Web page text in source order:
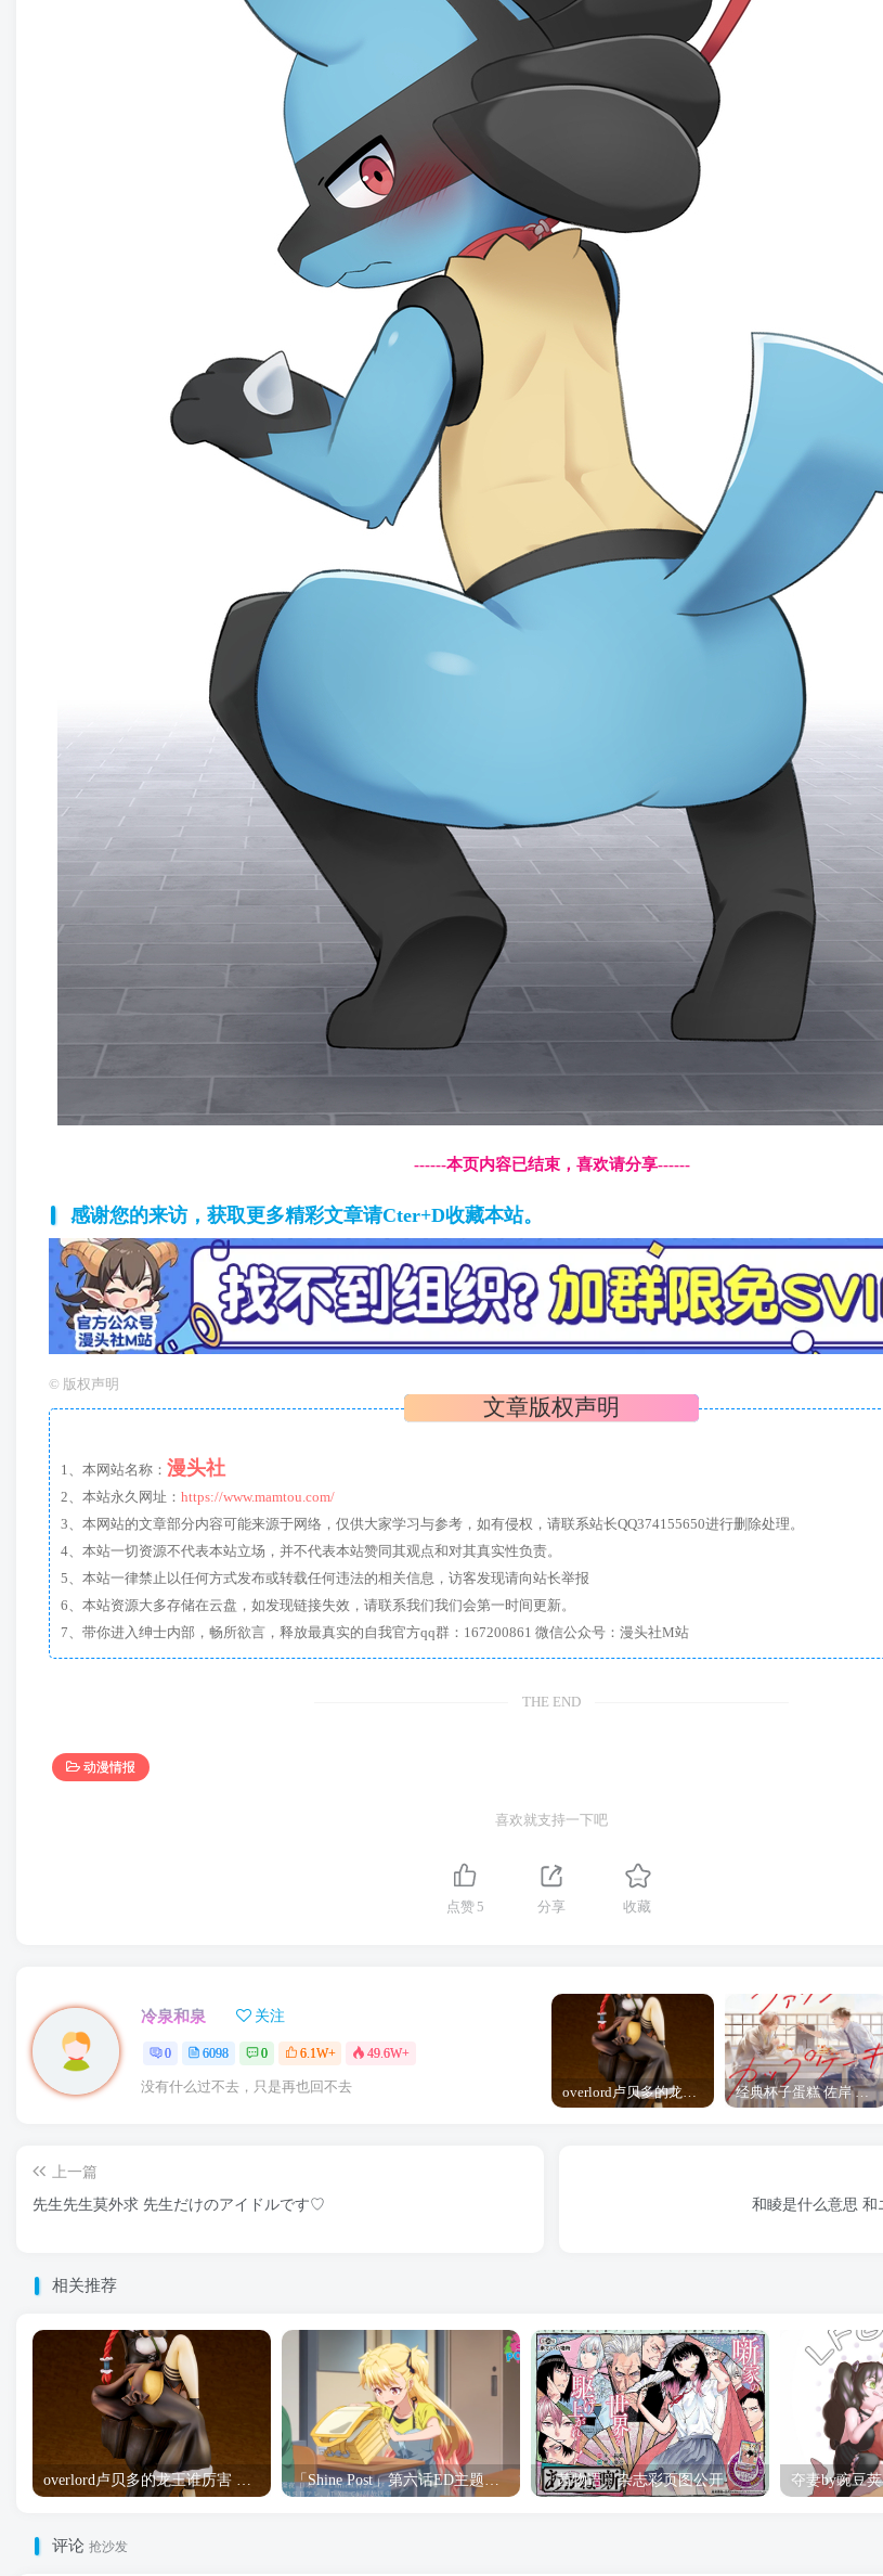
------本页内容已结束，喜欢请分享------
感谢您的来访，获取更多精彩文章请Cter+D收藏本站。
© 版权声明
文章版权声明
1、本网站名称： 漫头社
2、本站永久网址： https://www.mamtou.com/
3、本网站的文章部分内容可能来源于网络，仅供大家学习与参考，如有侵权，请联系站长QQ374155650进行删除处理。
4、本站一切资源不代表本站立场，并不代表本站赞同其观点和对其真实性负责。
5、本站一律禁止以任何方式发布或转载任何违法的相关信息，访客发现请向站长举报
6、本站资源大多存储在云盘，如发现链接失效，请联系我们我们会第一时间更新。
7、带你进入绅士内部，畅所欲言，释放最真实的自我官方qq群：167200861 微信公众号：漫头社M站
THE END
动漫情报
喜欢就支持一下吧
点赞 5 分享 收藏
冷泉和泉 关注
0 6098 0 6.1W+ 49.6W+
没有什么过不去，只是再也回不去 overlord卢贝多的龙王谁厉害 「Overlord」露普斯蕾琪娜·贝塔手办开订 经典杯子蛋糕 佐岸 漫画「经典杯子蛋糕」宣布真人日剧化
上一篇
先生先生莫外求 先生だけのアイドルです♡
和睖是什么意思 和
相关推荐
overlord卢贝多的龙王谁厉害 「Overlord」露普斯蕾琪娜·贝塔手办开订 「Shine Post」第六话ED主题曲「Yellow Rose」无字幕MV公开 「茜物语」杂志彩页图公开
评论 抢沙发